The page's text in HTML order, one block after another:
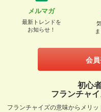
メルマガ
最新トレンドを
お知らせ！
会員
初心
フランチャ
フランチャイズの意味からメリッ